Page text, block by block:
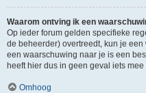
Waarom ontving ik een
Op ieder forum gelden specifieke
de beheerder) overtreedt, kun je
een waarschuwing naar je is een
heeft hier dus in geen geval iets mee
Omhoog